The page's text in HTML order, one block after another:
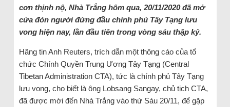
cơn thịnh nộ, Nhà Trắng hôm qua, 20/11/2020 đã mở
cửa đón người đứng đầu chính phủ Tây Tạng lưu
vong hiện nay, lần đầu tiên trong vòng sáu thập kỷ.
Hãng tin Anh Reuters, trích dẫn một thông cáo của tổ
chức Chính Quyền Trung Ương Tây Tạng (Central
Tibetan Administration CTA), tức là chính phủ Tây Tạng
lưu vong, cho biết là ông Lobsang Sangay, chủ tịch CTA,
đã được mời đến Nhà Trắng vào thứ Sáu 20/11, để gặp